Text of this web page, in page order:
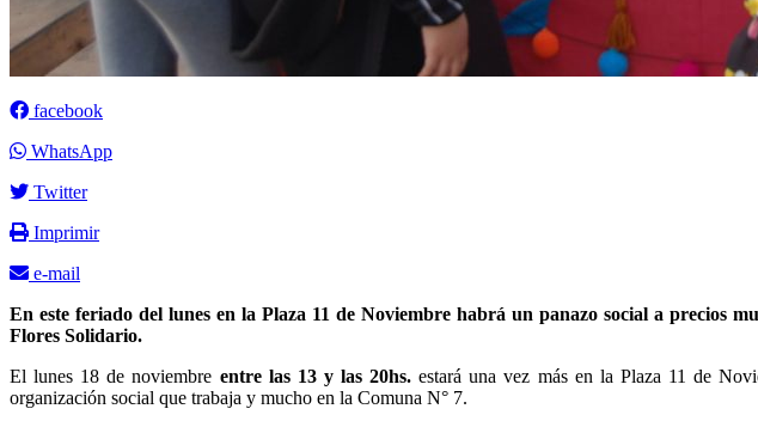
facebook
WhatsApp
Twitter
Imprimir
e-mail
En este feriado del lunes en la Plaza 11 de Noviembre habrá un panazo social a precios
Flores Solidario.
El lunes 18 de noviembre entre las 13 y las 20hs. estará una vez más en la Plaza 11 de
organización social que trabaja y mucho en la Comuna N° 7.